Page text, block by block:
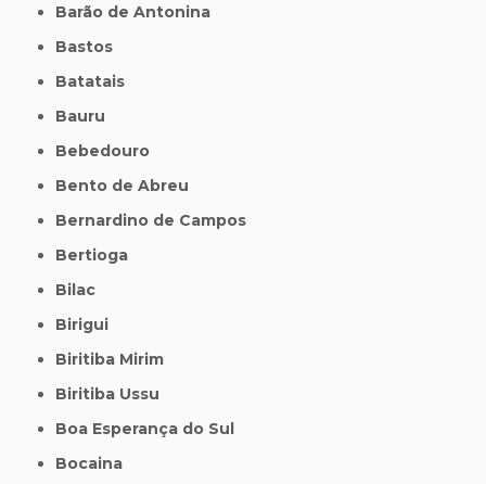
Barão de Antonina
Bastos
Batatais
Bauru
Bebedouro
Bento de Abreu
Bernardino de Campos
Bertioga
Bilac
Birigui
Biritiba Mirim
Biritiba Ussu
Boa Esperança do Sul
Bocaina